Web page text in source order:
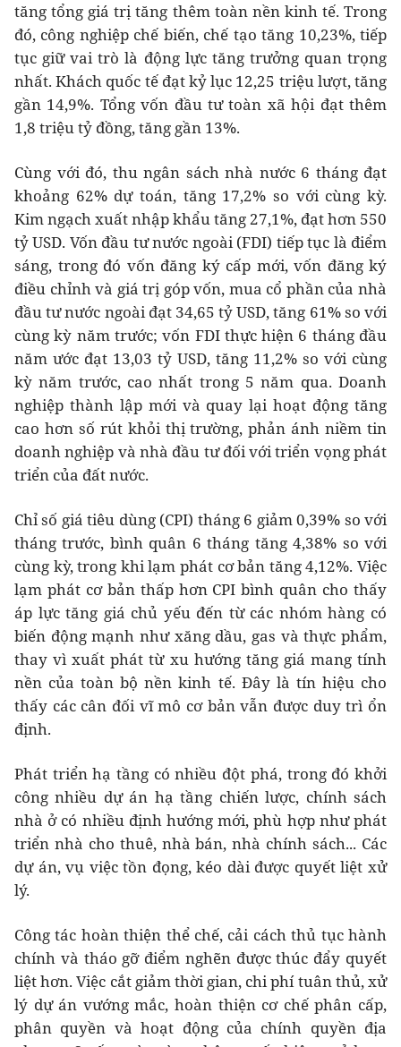
tăng tổng giá trị tăng thêm toàn nền kinh tế. Trong
đó, công nghiệp chế biến, chế tạo tăng 10,23%, tiếp
tục giữ vai trò là động lực tăng trưởng quan trọng
nhất. Khách quốc tế đạt kỷ lục 12,25 triệu lượt, tăng
gần 14,9%. Tổng vốn đầu tư toàn xã hội đạt thêm
1,8 triệu tỷ đồng, tăng gần 13%.
Cùng với đó, thu ngân sách nhà nước 6 tháng đạt
khoảng 62% dự toán, tăng 17,2% so với cùng kỳ.
Kim ngạch xuất nhập khẩu tăng 27,1%, đạt hơn 550
tỷ USD. Vốn đầu tư nước ngoài (FDI) tiếp tục là điểm
sáng, trong đó vốn đăng ký cấp mới, vốn đăng ký
điều chỉnh và giá trị góp vốn, mua cổ phần của nhà
đầu tư nước ngoài đạt 34,65 tỷ USD, tăng 61% so với
cùng kỳ năm trước; vốn FDI thực hiện 6 tháng đầu
năm ước đạt 13,03 tỷ USD, tăng 11,2% so với cùng
kỳ năm trước, cao nhất trong 5 năm qua. Doanh
nghiệp thành lập mới và quay lại hoạt động tăng
cao hơn số rút khỏi thị trường, phản ánh niềm tin
doanh nghiệp và nhà đầu tư đối với triển vọng phát
triển của đất nước.
Chỉ số giá tiêu dùng (CPI) tháng 6 giảm 0,39% so với
tháng trước, bình quân 6 tháng tăng 4,38% so với
cùng kỳ, trong khi lạm phát cơ bản tăng 4,12%. Việc
lạm phát cơ bản thấp hơn CPI bình quân cho thấy
áp lực tăng giá chủ yếu đến từ các nhóm hàng có
biến động mạnh như xăng dầu, gas và thực phẩm,
thay vì xuất phát từ xu hướng tăng giá mang tính
nền của toàn bộ nền kinh tế. Đây là tín hiệu cho
thấy các cân đối vĩ mô cơ bản vẫn được duy trì ổn
định.
Phát triển hạ tầng có nhiều đột phá, trong đó khởi
công nhiều dự án hạ tầng chiến lược, chính sách
nhà ở có nhiều định hướng mới, phù hợp như phát
triển nhà cho thuê, nhà bán, nhà chính sách... Các
dự án, vụ việc tồn đọng, kéo dài được quyết liệt xử
lý.
Công tác hoàn thiện thể chế, cải cách thủ tục hành
chính và tháo gỡ điểm nghẽn được thúc đẩy quyết
liệt hơn. Việc cắt giảm thời gian, chi phí tuân thủ, xử
lý dự án vướng mắc, hoàn thiện cơ chế phân cấp,
phân quyền và hoạt động của chính quyền địa